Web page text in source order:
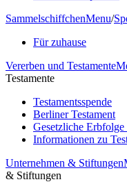
SammelschiffchenMenu/
Für zuhause
Vererben und Testamente
Testamente
Testamentsspende
Berliner Testament
Gesetzliche
Informationen zu
Unternehmen & Stiftungen
& Stiftungen